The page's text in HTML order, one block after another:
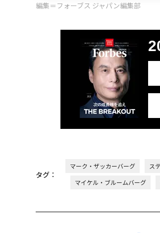
編集＝フォーブス ジャパン編集部
タグ：
マーク・ザッカーバーグ ス
マイケル・ブルームバーグ